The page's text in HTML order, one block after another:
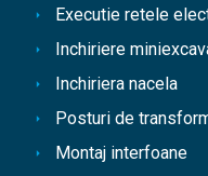
Executie retele
Inchiriere
Inchiriera nacela
Posturi de
Montaj interfoane